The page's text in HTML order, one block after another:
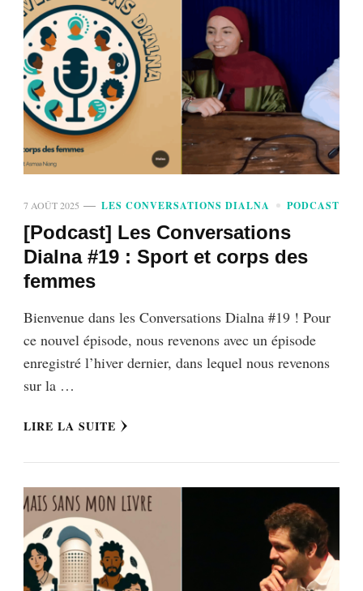
7 AOÛT 2025 LES CONVERSATIONS DIALNA PODCAST
[Podcast] Les Conversations
Dialna #19 : Sport et corps des
femmes
Bienvenue dans les Conversations Dialna #19 ! Pour
ce nouvel épisode, nous revenons avec un épisode
enregistré l’hiver dernier, dans lequel nous revenons
sur la …
LIRE LA SUITE